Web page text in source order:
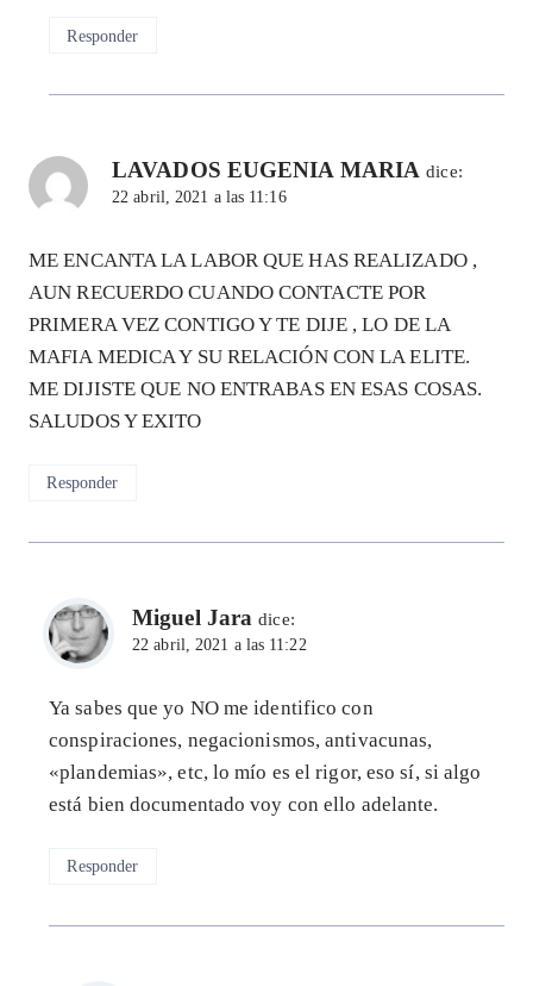
Responder
LAVADOS EUGENIA MARIA dice:
22 abril, 2021 a las 11:16
ME ENCANTA LA LABOR QUE HAS REALIZADO ,
AUN RECUERDO CUANDO CONTACTE POR
PRIMERA VEZ CONTIGO Y TE DIJE , LO DE LA
MAFIA MEDICA Y SU RELACIÓN CON LA ELITE.
ME DIJISTE QUE NO ENTRABAS EN ESAS COSAS.
SALUDOS Y EXITO
Responder
Miguel Jara dice:
22 abril, 2021 a las 11:22
Ya sabes que yo NO me identifico con
conspiraciones, negacionismos, antivacunas,
«plandemias», etc, lo mío es el rigor, eso sí, si algo
está bien documentado voy con ello adelante.
Responder